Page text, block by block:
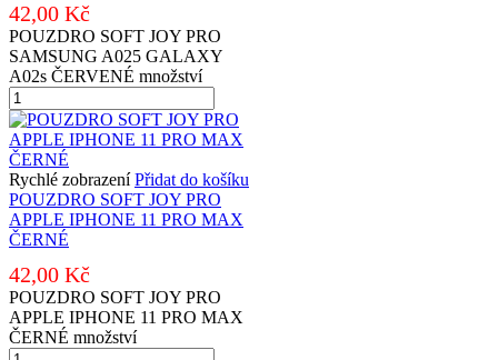
42,00 Kč
POUZDRO SOFT JOY PRO
SAMSUNG A025 GALAXY
A02s ČERVENÉ množství
Rychlé zobrazení Přidat do košíku
POUZDRO SOFT JOY PRO
APPLE IPHONE 11 PRO MAX
ČERNÉ
42,00 Kč
POUZDRO SOFT JOY PRO
APPLE IPHONE 11 PRO MAX
ČERNÉ množství